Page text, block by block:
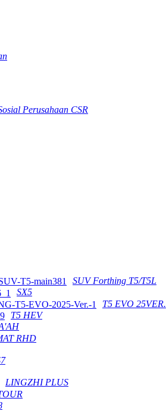
Perusahaan CSR
SUV Forthing T5/T5L
SX5
T5 EVO 25VER.
T5 HEV
RHD
LINGZHI PLUS